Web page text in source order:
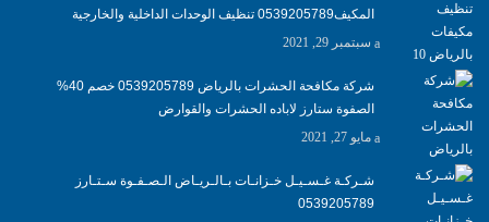
المكيف0539205789 تنظيف الوحدات الداخلية والخارجية
سبتمبر 29, 2021
شركة مكافحة الحشرات بالرياض 0539205789 خصم 40%
الصفوة ستارز لاباده الحشرات والقوارض
مايو 27, 2021
شـركـة غـسـيـل خـزانـات بـالـريـاض الـصـفـوة سـتـارز
0539205789